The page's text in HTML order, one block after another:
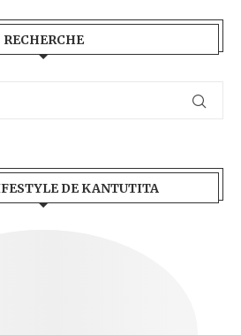
RECHERCHE
DE KANTUTITA